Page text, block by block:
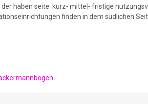
haben seite. kurz- mittel- fristige
finden in dem südlichen